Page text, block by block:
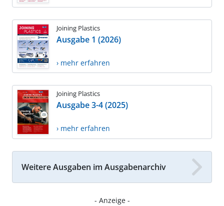
Joining Plastics
Ausgabe 1 (2026)
› mehr erfahren
Joining Plastics
Ausgabe 3-4 (2025)
› mehr erfahren
Weitere Ausgaben im Ausgabenarchiv
- Anzeige -